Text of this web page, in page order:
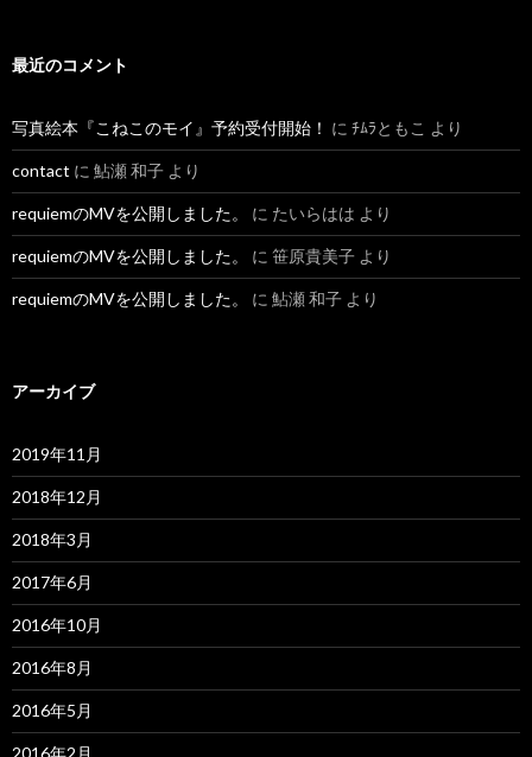
最近のコメント
写真絵本『こねこのモイ』予約受付開始！ に ﾁﾑﾗともこ より
contact に 鮎瀬 和子 より
requiemのMVを公開しました。 に たいらはは より
requiemのMVを公開しました。 に 笹原貴美子 より
requiemのMVを公開しました。 に 鮎瀬 和子 より
アーカイブ
2019年11月
2018年12月
2018年3月
2017年6月
2016年10月
2016年8月
2016年5月